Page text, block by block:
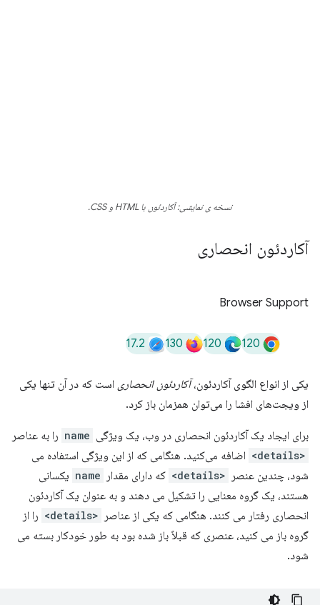
نسخه ی نمایشی: آکاردئون با HTML و CSS.
آکاردئون انحصاری
Browser Support
120
120
130
17.2
یکی از انواع الگوی آکاردئون،آکاردئون انحصاری است که در آن تنها یکی
از ویجت‌های افشا را می‌توان همزمان باز کرد.
برای ایجاد یک آکاردئون انحصاری در وب، یک ویژگی name را به عناصر
<details>
اضافه می‌کنید. هنگامی که از این ویژگی استفاده می
شود، چندین عنصر
<details> که دارای مقدار name یکسانی
هستند، یک گروه معنایی را تشکیل می دهند و به عنوان یک آکاردئون
انحصاری رفتار می کنند. هنگامی که یکی از عناصر
<details>
را از
گروه باز می کنید، عنصری که قبلاً باز شده بود به طور خودکار بسته می
شود.